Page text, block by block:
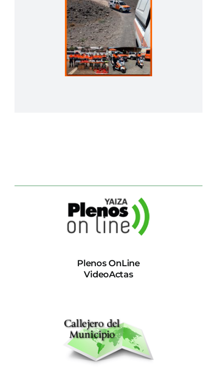
Plenos OnLine
VideoActas